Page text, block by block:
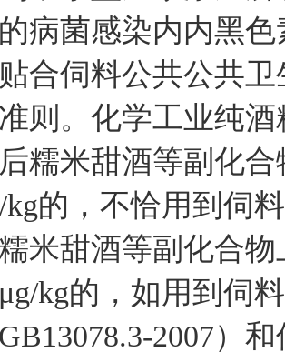
病菌感染内内黑
合伺料公共公共卫
则。化学工业纯
糯米甜酒等副化
kg的，不恰用到伺
米甜酒等副化合
kg的，如用到伺
2007）